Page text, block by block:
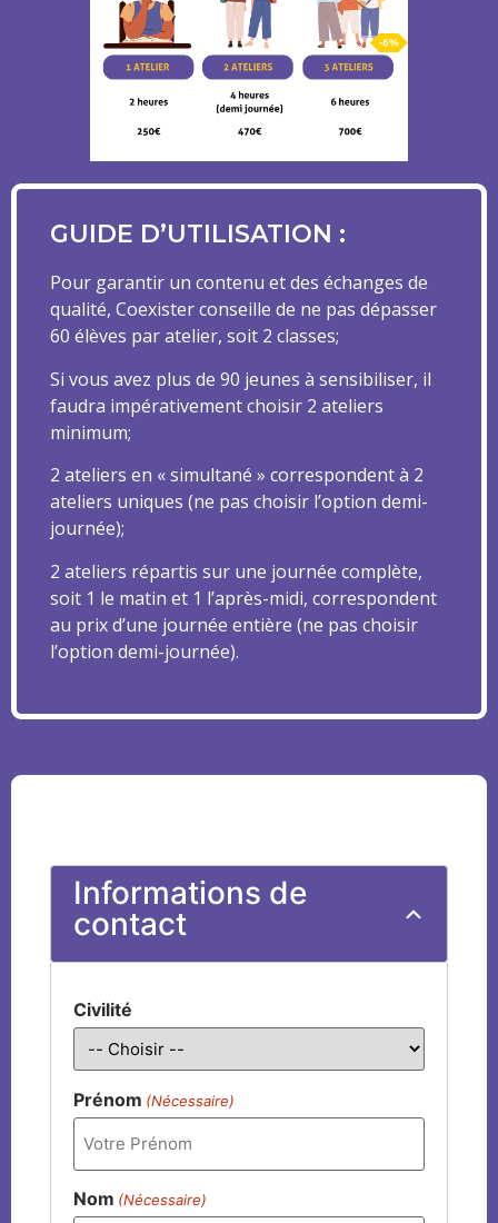
GUIDE D’UTILISATION :
Pour garantir un contenu et des échanges de
qualité, Coexister conseille de ne pas dépasser
60 élèves par atelier, soit 2 classes;
Si vous avez plus de 90 jeunes à sensibiliser, il
faudra impérativement choisir 2 ateliers
minimum;
2 ateliers en « simultané » correspondent à 2
ateliers uniques (ne pas choisir l’option demi-
journée);
2 ateliers répartis sur une journée complète,
soit 1 le matin et 1 l’après-midi, correspondent
au prix d’une journée entière (ne pas choisir
l’option demi-journée).
Informations de
contact
Civilité
Prénom (Nécessaire)
Nom (Nécessaire)